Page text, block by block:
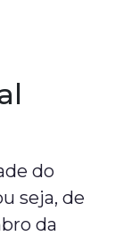
do
seja, de
da